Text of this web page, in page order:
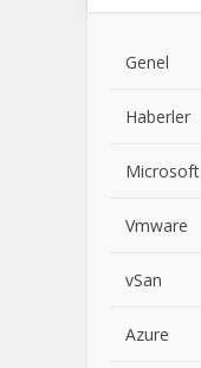
Genel
Haberler
Microsoft
Vmware
vSan
Azure